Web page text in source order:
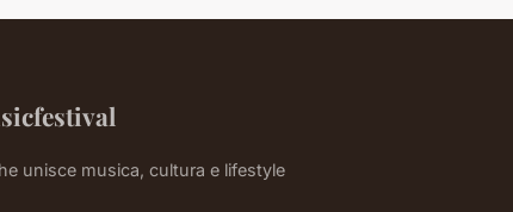
unisce musica, cultura e lifestyle